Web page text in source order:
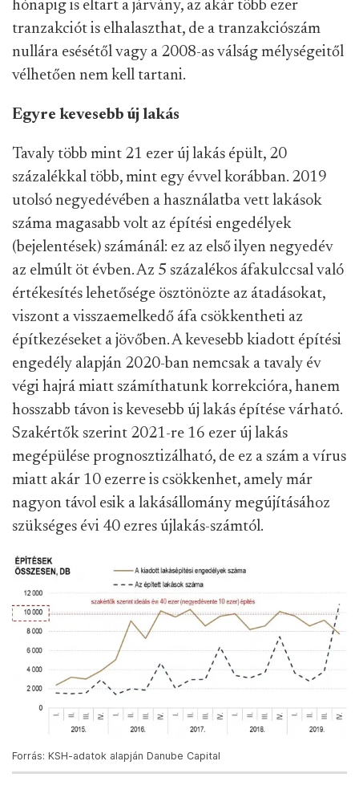
hónapig is eltart a járvány, az akár több ezer
tranzakciót is elhalaszthat, de a tranzakciószám
nullára esésétől vagy a 2008-as válság mélységeitől
vélhetően nem kell tartani.
Egyre kevesebb új lakás
Tavaly több mint 21 ezer új lakás épült, 20
százalékkal több, mint egy évvel korábban. 2019
utolsó negyedévében a használatba vett lakások
száma magasabb volt az építési engedélyek
(bejelentések) számánál: ez az első ilyen negyedév
az elmúlt öt évben. Az 5 százalékos áfakulccsal való
értékesítés lehetősége ösztönözte az átadásokat,
viszont a visszaemelkedő áfa csökkentheti az
építkezéseket a jövőben. A kevesebb kiadott építési
engedély alapján 2020-ban nemcsak a tavaly év
végi hajrá miatt számíthatunk korrekcióra, hanem
hosszabb távon is kevesebb új lakás építése várható.
Szakértők szerint 2021-re 16 ezer új lakás
megépülése prognosztizálható, de ez a szám a vírus
miatt akár 10 ezerre is csökkenhet, amely már
nagyon távol esik a lakásállomány megújításához
szükséges évi 40 ezres újlakás-számtól.
Forrás: KSH-adatok alapján Danube Capital